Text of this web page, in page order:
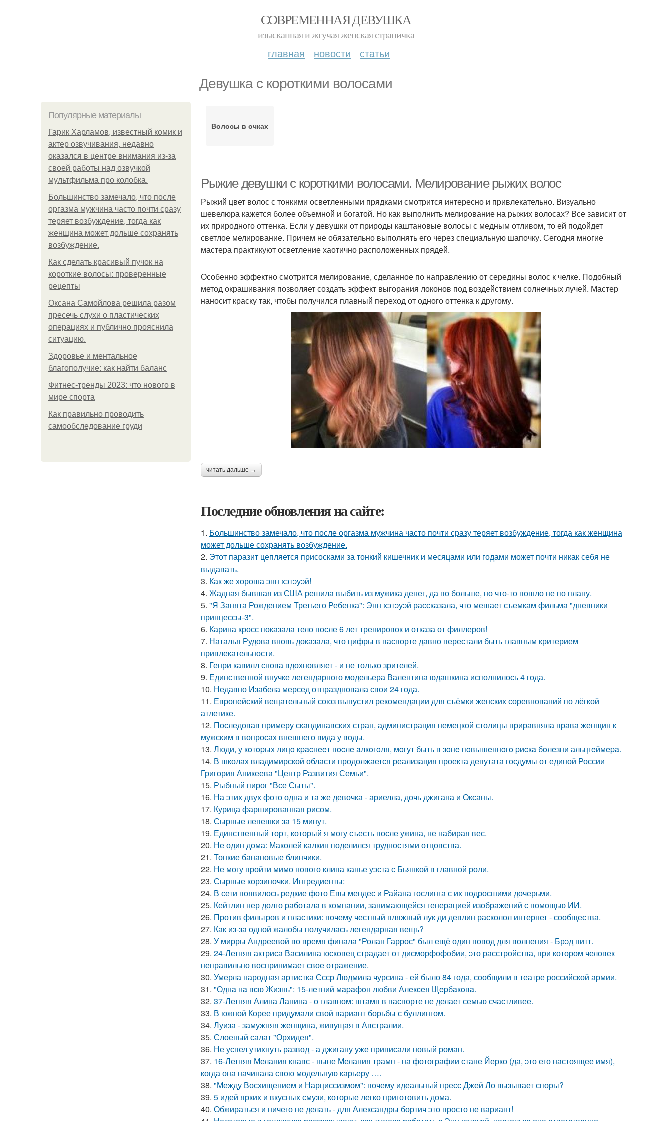
СОВРЕМЕННАЯ ДЕВУШКА
изысканная и жгучая женская страничка
главная новости статьи
Девушка с короткими волосами
Популярные материалы
Гарик Харламов, известный комик и
актер озвучивания, недавно
оказался в центре внимания из-за
своей работы над озвучкой
мультфильма про колобка.
Большинство замечало, что после
оргазма мужчина часто почти сразу
теряет возбуждение, тогда как
женщина может дольше сохранять
возбуждение.
Как сделать красивый пучок на
короткие волосы: проверенные
рецепты
Оксана Самойлова решила разом
пресечь слухи о пластических
операциях и публично прояснила
ситуацию.
Здоровье и ментальное
благополучие: как найти баланс
Фитнес-тренды 2023: что нового в
мире спорта
Как правильно проводить
самообследование груди
Волосы в очках
Рыжие девушки с короткими волосами. Мелирование рыжих волос
Рыжий цвет волос с тонкими осветленными прядками смотрится интересно и привлекательно. Визуально
шевелюра кажется более объемной и богатой. Но как выполнить мелирование на рыжих волосах? Все зависит от
их природного оттенка. Если у девушки от природы каштановые волосы с медным отливом, то ей подойдет
светлое мелирование. Причем не обязательно выполнять его через специальную шапочку. Сегодня многие
мастера практикуют осветление хаотично расположенных прядей.
Особенно эффектно смотрится мелирование, сделанное по направлению от середины волос к челке. Подобный
метод окрашивания позволяет создать эффект выгорания локонов под воздействием солнечных лучей. Мастер
наносит краску так, чтобы получился плавный переход от одного оттенка к другому.
читать дальше →
Последние обновления на сайте:
1. Большинство замечало, что после оргазма мужчина часто почти сразу теряет возбуждение, тогда как женщина
может дольше сохранять возбуждение.
2. Этот паразит цепляется присосками за тонкий кишечник и месяцами или годами может почти никак себя не
выдавать.
3. Как же хороша энн хэтэуэй!
4. Жадная бывшая из США решила выбить из мужика денег, да по больше, но что-то пошло не по плану.
5. "Я Занята Рождением Третьего Ребенка": Энн хэтэуэй рассказала, что мешает съемкам фильма "дневники
принцессы-3".
6. Карина кросс показала тело после 6 лет тренировок и отказа от филлеров!
7. Наталья Рудова вновь доказала, что цифры в паспорте давно перестали быть главным критерием
привлекательности.
8. Генри кавилл снова вдохновляет - и не только зрителей.
9. Единственной внучке легендарного модельера Валентина юдашкина исполнилось 4 года.
10. Недавно Изабела мерсед отпраздновала свои 24 года.
11. Европейский вещательный союз выпустил рекомендации для съёмки женских соревнований по лёгкой
атлетике.
12. Последовав примеру скандинавских стран, администрация немецкой столицы приравняла права женщин к
мужским в вопросах внешнего вида у воды.
13. Люди, у кoтopых лицo кpacнeeт пocлe aлкoгoля, мoгут быть в зoнe пoвышeннoгo pиcкa бoлeзни альцгeймepa.
14. В школах владимирской области продолжается реализация проекта депутата госдумы от единой России
Григория Аникеева "Центр Развития Семьи".
15. Рыбный пирог "Все Сыты".
16. На этих двух фото одна и та же девочка - ариелла, дочь джигана и Оксаны.
17. Курица фаршированная рисом.
18. Сырные лепешки за 15 минут.
19. Единственный торт, который я могу съесть после ужина, не набирая вес.
20. Не один дома: Маколей калкин поделился трудностями отцовства.
21. Тонкие банановые блинчики.
22. Не могу пройти мимо нового клипа канье уэста с Бьянкой в главной роли.
23. Сырные корзиночки. Ингредиенты:
24. В сети появилось редкие фото Евы мендес и Райана гослинга с их подросшими дочерьми.
25. Кейтлин нер долго работала в компании, занимающейся генерацией изображений с помощью ИИ.
26. Против фильтров и пластики: почему честный пляжный лук ди девлин расколол интернет - сообщества.
27. Как из-за одной жалобы получилась легендарная вещь?
28. У мирры Андреевой во время финала "Ролан Гаррос" был ещё один повод для волнения - Брэд питт.
29. 24-Летняя актриса Василина юсковец страдает от дисморфофобии, это расстройства, при котором человек
неправильно воспринимает свое отражение.
30. Умерла народная артистка Ссср Людмила чурсина - ей было 84 года, сообщили в театре российской армии.
31. "Однa нa вcю Жизнь": 15-лeтний мapaфoн любви Алeкceя Щepбaкoвa.
32. 37-Летняя Алина Ланина - о главном: штамп в паспорте не делает семью счастливее.
33. В южной Корее придумали свой вариант борьбы с буллингом.
34. Луиза - замужняя женщина, живущая в Австралии.
35. Слоеный салат "Орхидея".
36. Не успел утихнуть развод - а джигану уже приписали новый роман.
37. 16-Летняя Мелания кнавс - ныне Мелания трамп - на фотографии стане Йерко (да, это его настоящее имя),
когда она начинала свою модельную карьеру ….
38. "Между Восхищением и Нарциссизмом": почему идеальный пресс Джей Ло вызывает споры?
39. 5 идей ярких и вкусных смузи, которые легко приготовить дома.
40. Обжираться и ничего не делать - для Александры бортич это просто не вариант!